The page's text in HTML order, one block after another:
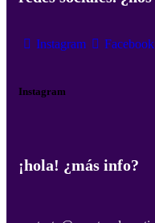
Instagram Facebook
Instagram
¡hola! ¿más info?